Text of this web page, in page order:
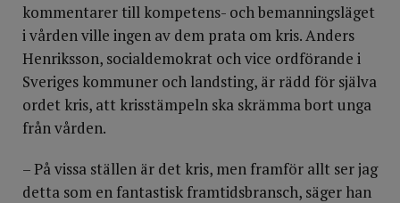
kommentarer till kompetens- och bemanningsläget
i vården ville ingen av dem prata om kris. Anders
Henriksson, socialdemokrat och vice ordförande i
Sveriges kommuner och landsting, är rädd för själva
ordet kris, att krisstämpeln ska skrämma bort unga
från vården.
– På vissa ställen är det kris, men framför allt ser jag
detta som en fantastisk framtidsbransch, säger han